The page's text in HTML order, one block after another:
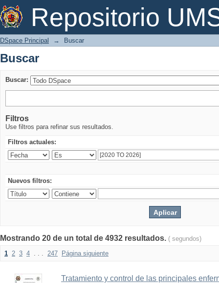
Repositorio
Buscar
DSpace Principal → Buscar
Buscar
Buscar:
Filtros
Use filtros para refinar sus resultados.
Filtros actuales:
Nuevos filtros:
Mostrando 20 de un total de 4932 resultados. ( segundos)
1 2 3 4 . . . 247 Página siguiente
Tratamiento y control de las principales